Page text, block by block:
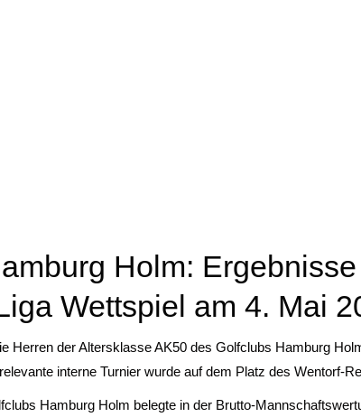
Holm:
Wettspiel am 4. Mai
Herren der Altersklasse AK50 des Golfclubs Hamburg
interne Turnier wurde auf dem Platz des Wentorf-
Hamburg Holm belegte in der Brutto-